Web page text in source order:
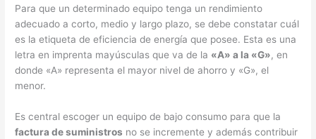
Para que un determinado equipo tenga un rendimiento
adecuado a corto, medio y largo plazo, se debe constatar cuál
es la etiqueta de eficiencia de energía que posee. Esta es una
letra en imprenta mayúsculas que va de la «A» a la «G», en
donde «A» representa el mayor nivel de ahorro y «G», el
menor.
Es central escoger un equipo de bajo consumo para que la
factura de suministros no se incremente y además contribuir